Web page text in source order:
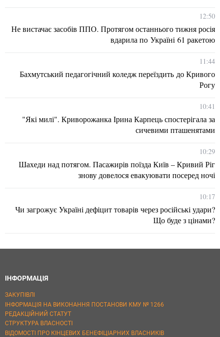
12:50
Не вистачає засобів ППО. Протягом останнього тижня росія
вдарила по Україні 61 ракетою
11:44
Бахмутський педагогічний коледж переїздить до Кривого
Рогу
10:41
"Які милі". Криворожанка Ірина Карпець спостерігала за
сичевими пташенятами
10:29
Шахеди над потягом. Пасажирів поїзда Київ – Кривий Ріг
знову довелося евакуювати посеред ночі
10:17
Чи загрожує Україні дефіцит товарів через російські удари?
Що буде з цінами?
ІНФОРМАЦІЯ
ЗАКУПІВЛІ
ІНФОРМАЦІЯ НА ВИКОНАННЯ ПОСТАНОВИ КМУ № 1266
РЕДАКЦІЙНИЙ СТАТУТ
СТРУКТУРА ВЛАСНОСТІ
ВІДОМОСТІ ПРО КІНЦЕВИХ БЕНЕФІЦІАРНИХ ВЛАСНИКІВ